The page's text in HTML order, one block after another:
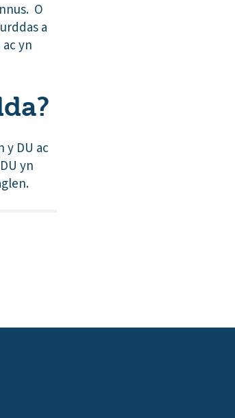
O
a
yn
y DU ac
yn